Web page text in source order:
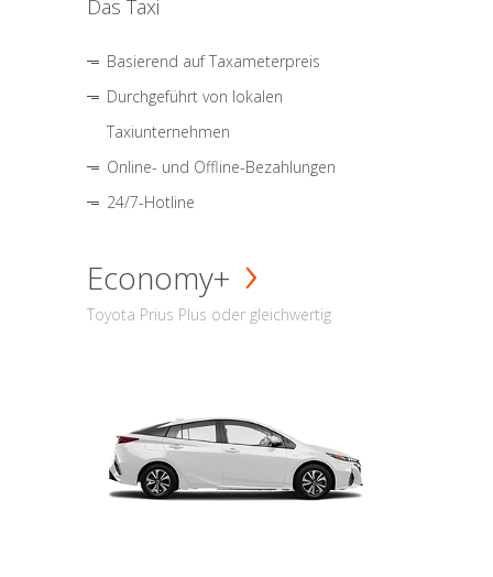
Das Taxi
Basierend auf Taxameterpreis
Durchgeführt von lokalen
Taxiunternehmen
Online- und Offline-Bezahlungen
24/7-Hotline
Economy+
Toyota Prius Plus oder gleichwertig